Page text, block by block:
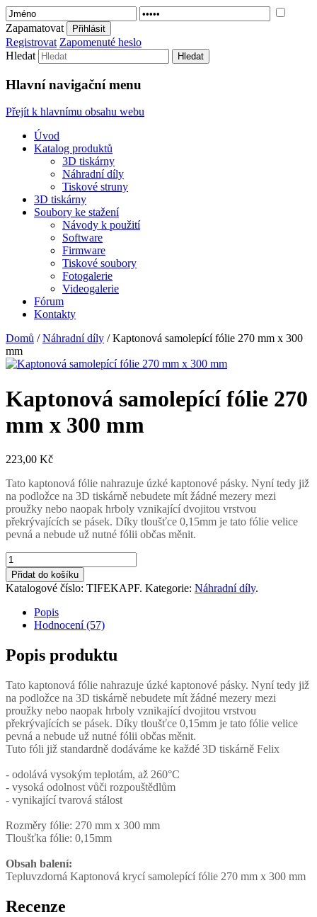
Zapamatovat
Registrovat Zapomenuté heslo
3D tiskárny FELIX
Popis 3D tiskáren
Hledat
Hlavní navigační menu
Přejít k hlavnímu obsahu webu
Úvod
Katalog produktů
3D tiskárny
Náhradní díly
Tiskové struny
3D tiskárny
Soubory ke stažení
Návody k použití
Software
Firmware
Tiskové soubory
Fotogalerie
Videogalerie
Fórum
Kontakty
Domů /Náhradní díly / Kaptonová samolepící fólie 270 mm x 300
mm
Kaptonová samolepící fólie 270
mm x 300 mm
223,00 Kč
Tato kaptonová fólie nahrazuje úzké kaptonové pásky. Nyní tedy již
na podložce na 3D tiskárně nebudete mít žádné mezery mezi
proužky nebo naopak hrboly vznikající dvojitou vrstvou
překrývajících se pásek. Díky tloušťce 0,15mm je tato fólie velice
pevná a nebude už nutné fólii občas měnit.
Přidat do košíku
Katalogové číslo: TIFEKAPF. Kategorie: Náhradní díly.
Popis
Hodnocení (57)
Popis produktu
Tato kaptonová fólie nahrazuje úzké kaptonové pásky. Nyní tedy již
na podložce na 3D tiskárně nebudete mít žádné mezery mezi
proužky nebo naopak hrboly vznikající dvojitou vrstvou
překrývajících se pásek. Díky tloušťce 0,15mm je tato fólie velice
pevná a nebude už nutné fólii občas měnit.
Tuto fóli již standardně dodáváme ke každé 3D tiskárně Felix
- odolává vysokým teplotám, až 260°C
- vysoká odolnost vůči rozpouštědlům
- vynikající tvarová stálost
Rozměry fólie: 270 mm x 300 mm
Tloušťka fólie: 0,15mm
Obsah balení:
Tepluvzdorná Kaptonová krycí samolepící fólie 270 mm x 300 mm
Recenze